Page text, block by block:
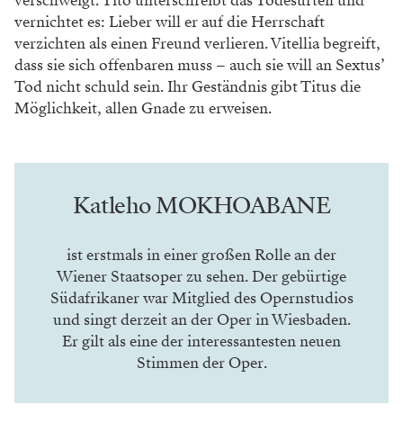
vernichtet es: Lieber will er auf die Herrschaft
verzichten als einen Freund verlieren. Vitelliabegreift,
dass sie sich offenbaren muss – auch sie will an Sextus’
Tod nicht schuld sein. IhrGeständnis gibt Titus die
Möglichkeit, allenGnade zu erweisen.
Katleho MOKHOABANE
ist erstmals in einer großen Rolle an der
Wiener Staatsoper zu sehen. Der gebürtige
Südafrikaner war Mitglied des Opernstudios
und singt derzeit an der Oper in Wiesbaden.
Er gilt als eine der interessantesten neuen
Stimmen der Oper.